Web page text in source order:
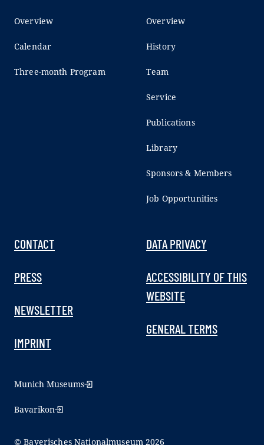
Overview
Calendar
Three-month Program
Overview
History
Team
Service
Publications
Library
Sponsors & Members
Job Opportunities
CONTACT
PRESS
NEWSLETTER
IMPRINT
DATA PRIVACY
ACCESSIBILITY OF THIS
WEBSITE
GENERAL TERMS
Munich Museums
Bavarikon
© Bayerisches Nationalmuseum 2026